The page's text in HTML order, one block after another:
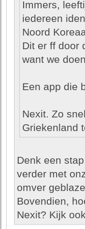
Immers,
iedereen
Noord
Dit er ff door
want we
Een app die
Nexit. Zo
Griekenland
Denk een
verder met
omver
Bovendien,
Nexit? Kijk